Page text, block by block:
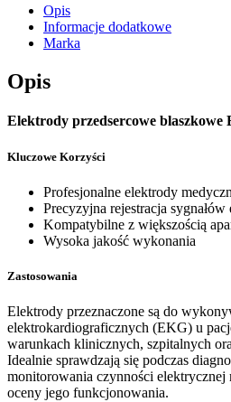
Opis
Informacje dodatkowe
Marka
Opis
Elektrody przedsercowe blaszkowe
Kluczowe Korzyści
Profesjonalne elektrody
Precyzyjna rejestracja
Kompatybilne z większością
Wysoka jakość wykonania
Zastosowania
Elektrody przeznaczone są do
elektrokardiograficznych (EKG) u
warunkach klinicznych, szpitalnych
Idealnie sprawdzają się podczas
monitorowania czynności elektrycznej
oceny jego funkcjonowania.